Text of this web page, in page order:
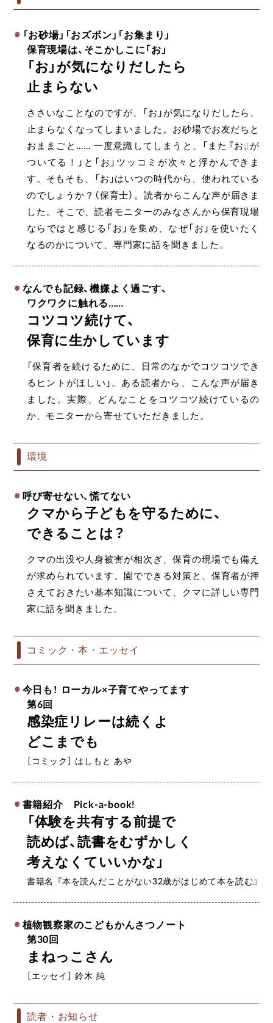
「お砂場」「おズボン」「お集まり」
保育現場は、そこかしこに「お」
「お」が気になりだしたら
止まらない
ささいなことなのですが、「お」が気になりだしたら、
止まらなくなってしまいました。お砂場でお友だちと
おままごと…… 一度意識してしまうと、「また『お』が
ついてる！」と「お」ツッコミが次々と浮かんできま
す。そもそも、「お」はいつの時代から、使われている
のでしょうか？（保育士）。読者からこんな声が届きま
した。そこで、読者モニターのみなさんから保育現場
ならではと感じる「お」を集め、なぜ「お」を使いたく
なるのかについて、専門家に話を聞きました。
なんでも記録、機嫌よく過ごす、
ワクワクに触れる……
コツコツ続けて、
保育に生かしています
「保育者を続けるために、日常のなかでコツコツでき
るヒントがほしい」。ある読者から、こんな声が届き
ました。実際、どんなことをコツコツ続けているの
か、モニターから寄せていただきました。
環境
呼び寄せない、慌てない
クマから子どもを守るために、
できることは？
クマの出没や人身被害が相次ぎ、保育の現場でも備え
が求められています。園でできる対策と、保育者が押
さえておきたい基本知識について、クマに詳しい専門
家に話を聞きました。
コミック・本・エッセイ
今日も！ ローカル×子育てやってます
第6回
感染症リレーは続くよ
どこまでも
［コミック］ はしもと あや
書籍紹介 Pick-a-book!
「体験を共有する前提で
読めば、読書をむずかしく
考えなくていいかな」
書籍名 『本を読んだことがない32歳がはじめて本を読む』
植物観察家のこどもかんさつノート
第30回
まねっこさん
［エッセイ］ 鈴木 純
読者・お知らせ